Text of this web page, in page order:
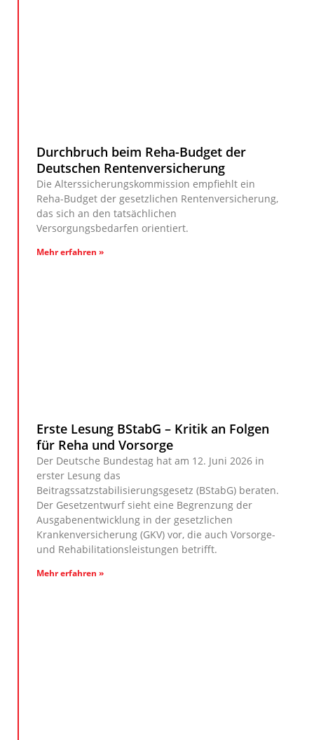
Durchbruch beim Reha-Budget der
Deutschen Rentenversicherung
Die Alterssicherungskommission empfiehlt ein
Reha-Budget der gesetzlichen Rentenversicherung,
das sich an den tatsächlichen
Versorgungsbedarfen orientiert.
Mehr erfahren »
Erste Lesung BStabG – Kritik an Folgen
für Reha und Vorsorge
Der Deutsche Bundestag hat am 12. Juni 2026 in
erster Lesung das
Beitragssatzstabilisierungsgesetz (BStabG) beraten.
Der Gesetzentwurf sieht eine Begrenzung der
Ausgabenentwicklung in der gesetzlichen
Krankenversicherung (GKV) vor, die auch Vorsorge-
und Rehabilitationsleistungen betrifft.
Mehr erfahren »